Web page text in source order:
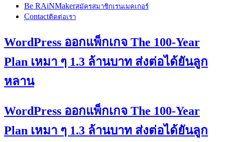
Be RAiNMakerสมัครสมาชิกเรนเมคเกอร์
Contactติดต่อเรา
WordPress ออกแพ็กเกจ The 100-Year
Plan เหมา ๆ 1.3 ล้านบาท ส่งต่อได้ยันลูก
หลาน
WordPress ออกแพ็กเกจ The 100-Year
Plan เหมา ๆ 1.3 ล้านบาท ส่งต่อได้ยันลูก